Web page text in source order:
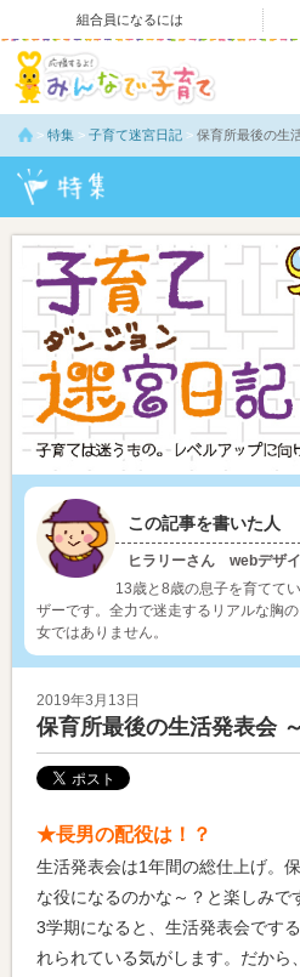
組合員になるには
> 特集 > 子育て迷宮日記 > 保育所最後の生
この記事を書いた人
ヒラリーさん webデザ
13歳と8歳の息子を育てて
ザーです。全力で迷走するリアルな胸
女ではありません。
2019年3月13日
保育所最後の生活発表会
★長男の配役は！？
生活発表会は1年間の総仕上げ。
な役になるのかな～？と楽しみで
3学期になると、生活発表会です
れられている気がします。だから